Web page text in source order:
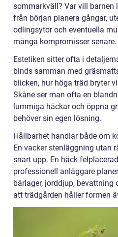
sommarkväll? Var vill barnen
från början planera gångar,
odlingsytor och eventuella
många kompromisser senare.
Estetiken sitter ofta i
binds samman med
blicken, hur höga träd bryter
Skåne ser man ofta en
lummiga häckar och öppna
behöver sin egen lösning.
Hållbarhet handlar både om
En vacker stenläggning utan
snart upp. En häck
professionell anläggare
bärlager, jorddjup,
att trädgården håller formen